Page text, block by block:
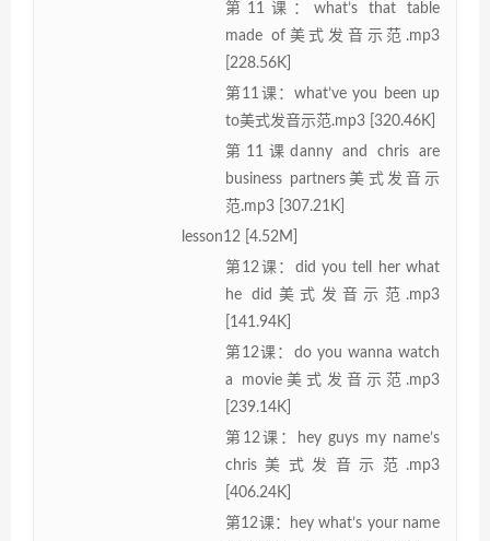
第11课：what’s that table
made of美式发音示范.mp3
[228.56K]
第11课：what’ve you been up
to美式发音示范.mp3 [320.46K]
第11课danny and chris are
business partners美式发音示
范.mp3 [307.21K]
lesson12 [4.52M]
第12课：did you tell her what
he did美式发音示范.mp3
[141.94K]
第12课：do you wanna watch
a movie美式发音示范.mp3
[239.14K]
第12课：hey guys my name’s
chris美式发音示范.mp3
[406.24K]
第12课：hey what’s your name